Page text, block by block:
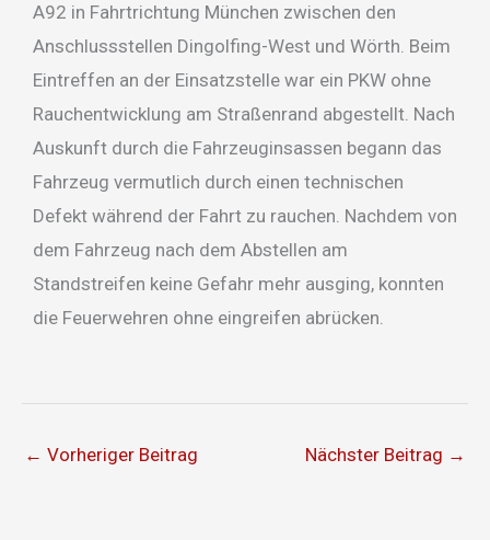
A92 in Fahrtrichtung München zwischen den
Anschlussstellen Dingolfing-West und Wörth. Beim
Eintreffen an der Einsatzstelle war ein PKW ohne
Rauchentwicklung am Straßenrand abgestellt. Nach
Auskunft durch die Fahrzeuginsassen begann das
Fahrzeug vermutlich durch einen technischen
Defekt während der Fahrt zu rauchen. Nachdem von
dem Fahrzeug nach dem Abstellen am
Standstreifen keine Gefahr mehr ausging, konnten
die Feuerwehren ohne eingreifen abrücken.
← Vorheriger Beitrag Nächster Beitrag →